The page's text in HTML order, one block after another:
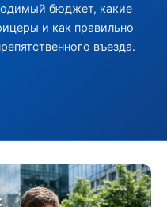
бюджет, какие
и как правильно
въезда.